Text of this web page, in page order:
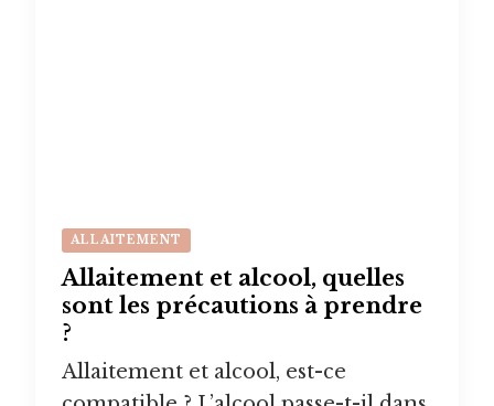
ALLAITEMENT
Allaitement et alcool, quelles
sont les précautions à prendre
?
Allaitement et alcool, est-ce